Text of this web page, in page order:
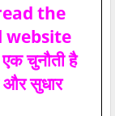
the
चुनौती है
और सुधार